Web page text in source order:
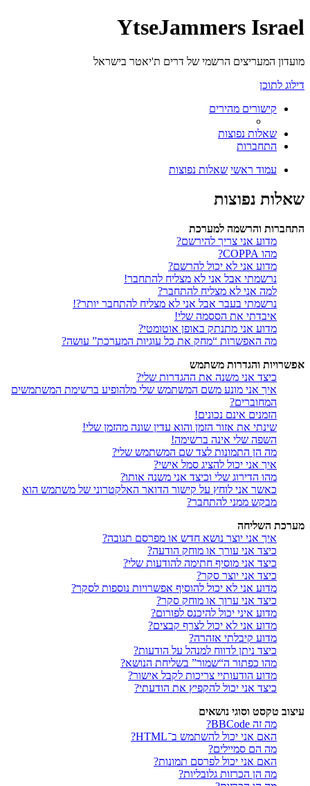
YtseJammers Israel
מועדון המעריצים הרשמי של דרים ת'יאטר בישראל
דילוג לתוכן
קישורים מהירים
שאלות נפוצות
התחברות
עמוד ראשי שאלות נפוצות
שאלות נפוצות
התחברות והרשמה למערכת
מדוע אני צריך להירשם?
מהו COPPA?
מדוע אני לא יכול להרשם?
נרשמתי אבל אני לא מצליח להתחבר!
למה אני לא מצליח להתחבר?
נרשמתי בעבר אבל אני לא מצליח להתחבר יותר?!
איבדתי את הססמה שלי!
מדוע אני מתנתק באופן אוטומטי?
מה האפשרות “מחק את כל עוגיות המערכת” עושה?
אפשרויות והגדרות משתמש
כיצד אני משנה את ההגדרות שלי?
איך אני מונע משם המשתמש שלי מלהופיע ברשימת המשתמשים
המחוברים?
הזמנים אינם נכונים!
שינתי את אזור הזמן והוא עדין שונה מהזמן שלי!
השפה שלי אינה ברשימה!
מה הן התמונות לצד שם המשתמש שלי?
איך אני יכול להציג סמל אישי?
מהו הדירוג שלי וכיצד אני משנה אותו?
כאשר אני לוחץ על קישור הדואר האלקטרוני של משתמש הוא
מבקש ממני להתחבר?
מערכת השליחה
איך אני יוצר נושא חדש או מפרסם תגובה?
כיצד אני עורך או מוחק הודעה?
כיצד אני מוסיף חתימה להודעות שלי?
כיצד אני יוצר סקר?
מדוע אני לא יכול להוסיף אפשרויות נוספות לסקר?
כיצד אני ערוך או מוחק סקר?
מדוע איני יכול להיכנס לפורום?
מדוע אני לא יכול לצרף קבצים?
מדוע קיבלתי אזהרה?
כיצד ניתן לדווח למנהל על הודעות?
מהו כפתור ה“שמור” בשליחת הנושא?
מדוע הודעותיי צריכות לקבל אישור?
כיצד אני יכול להקפיץ את הודעתי?
עיצוב טקסט וסוגי נושאים
מה זה BBCode?
האם אני יכול להשתמש ב־HTML?
מה הם סמיילים?
האם אני יכול לפרסם תמונות?
מה הן הכרזות גלובליות?